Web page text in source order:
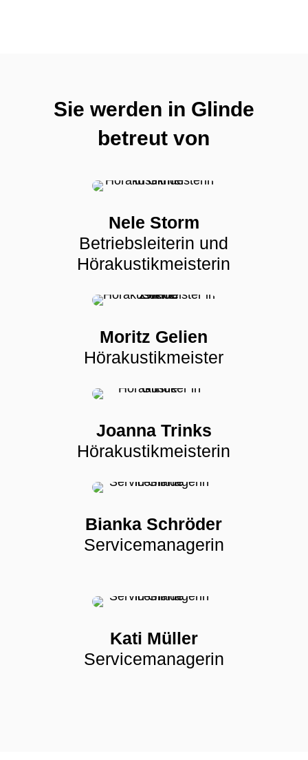
Sie werden in Glinde
betreut von
Nele Storm
Betriebsleiterin und
Hörakustikmeisterin
Moritz Gelien
Hörakustikmeister
Joanna Trinks
Hörakustikmeisterin
Bianka Schröder
Servicemanagerin
Kati Müller
Servicemanagerin